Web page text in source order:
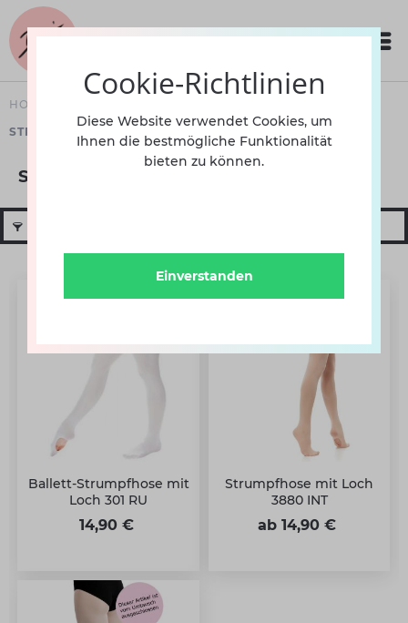
HOME
STRUMPFHOSE MIT LOCH
Strumpfhose mit Loch
Ballett-Strumpfhose mit
Loch 301 RU
14,90 €
Strumpfhose mit Loch
3880 INT
ab 14,90 €
Cookie-Richtlinien
Diese Website verwendet Cookies, um
Ihnen die bestmögliche Funktionalität
bieten zu können.
Einverstanden